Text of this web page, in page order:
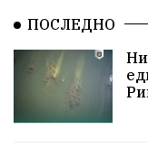
ПетърПетров
ПОСЛЕДНО